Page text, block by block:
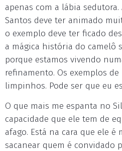
apenas com a lábia
Santos deve ter animado
o exemplo deve ter ficado
a mágica história do camelô
porque estamos vivendo
refinamento. Os exemplos
limpinhos. Pode ser que eu
O que mais me espanta no
capacidade que ele tem de
afago. Está na cara que ele é
sacanear quem é convidado